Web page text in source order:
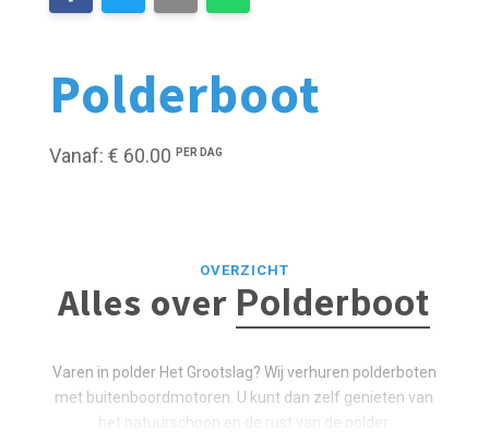
Polderboot
Vanaf: € 60.00 PER DAG
OVERZICHT
Alles over Polderboot
Varen in polder Het Grootslag? Wij verhuren polderboten
met buitenboordmotoren. U kunt dan zelf genieten van
het natuurschoon en de rust van de polder.